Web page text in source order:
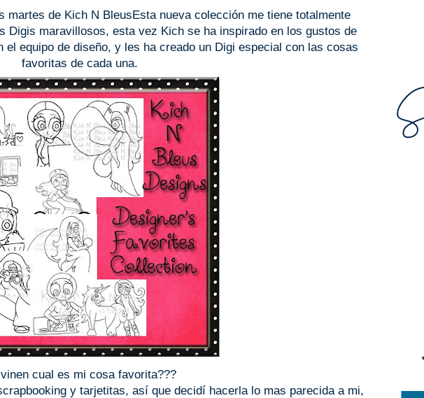
martes de Kich N BleusEsta nueva colección me tiene totalmente
Digis maravillosos, esta vez Kich se ha inspirado en los gustos de
el equipo de diseño, y les ha creado un Digi especial con las cosas
favoritas de cada una.
cual es mi cosa favorita???
y tarjetitas, así que decidí hacerla lo mas parecida a mi,